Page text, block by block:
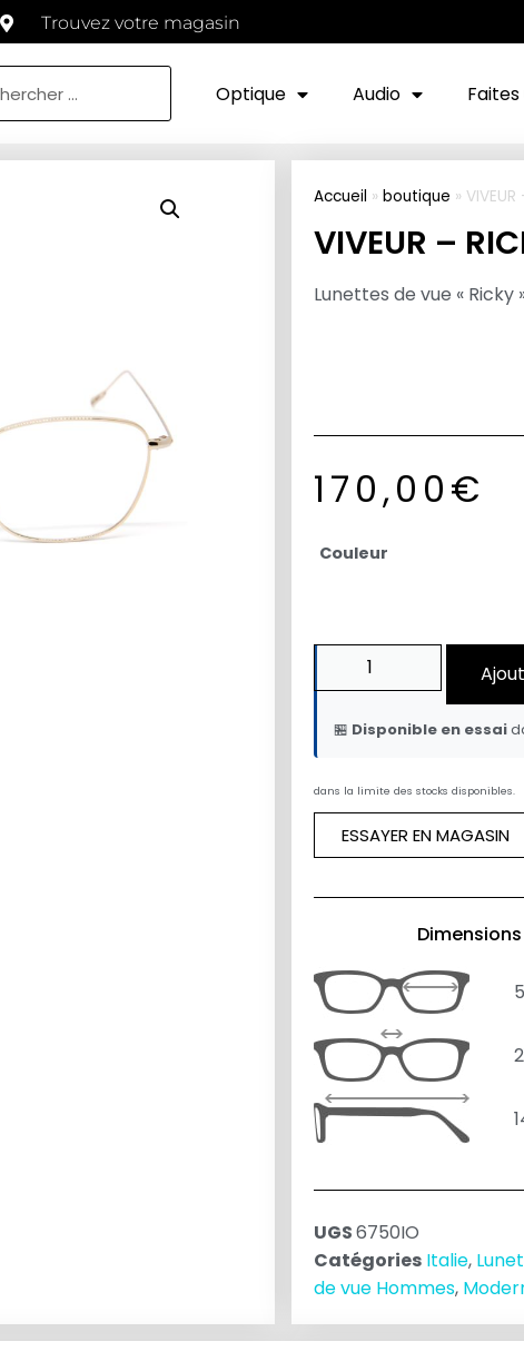
Trouvez votre magasin
Optique Audio
Accueil » boutique » VIVEUR
VIVEUR –
Lunettes de vue « Ricky
170,00€
Couleur
🏪 Disponible en essai
dans la limite des stocks disponibles.
ESSAYER EN MAGASIN
Dimensions
UGS6750IO
Catégories Italie,
de vue Hommes,